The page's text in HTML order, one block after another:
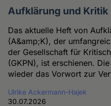
Aufklärung und
Das aktuelle Heft von
(A&amp;K), der
der Gesellschaft für
(GKPN), ist erschienen.
wieder das Vorwort zur
Ulrike Ackermann-Hajek
30.07.2026